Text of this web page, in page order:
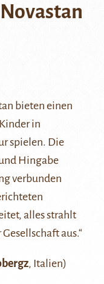
bieten einen
in
spielen. Die
Hingabe
verbunden
alles strahlt
aus.“
, Italien)